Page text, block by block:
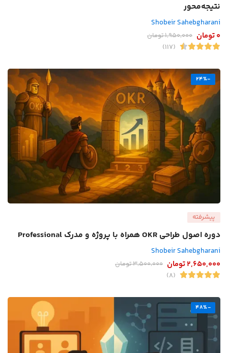
نتیجه‌محور
Shobeir Sahebgharani
0تومان 1,950,000تومان
(117)
-24%
پیشرفته
دوره اصول طراحی OKR همراه با پروژه و مدرک Professional
Shobeir Sahebgharani
2,650,000تومان 3,500,000تومان
(8)
-48%